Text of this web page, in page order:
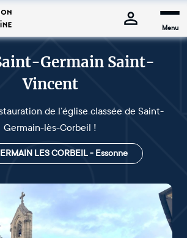
Menu
Germain Saint-
Vincent
de l’église classée de Saint-
Germain-lès-Corbeil !
LES CORBEIL - Essonne